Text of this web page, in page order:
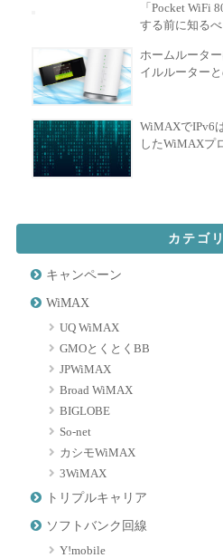
「Pocket WiFi
する前に知る
ホームルータ
イルルーター
WiMAXでIPv6
したWiMAXプ
カテゴ
キャンペーン
WiMAX
UQ WiMAX
GMOとくとくBB
JPWiMAX
Broad WiMAX
BIGLOBE
So-net
カシモWiMAX
3WiMAX
トリプルキャリア
ソフトバンク回線
Y!mobile